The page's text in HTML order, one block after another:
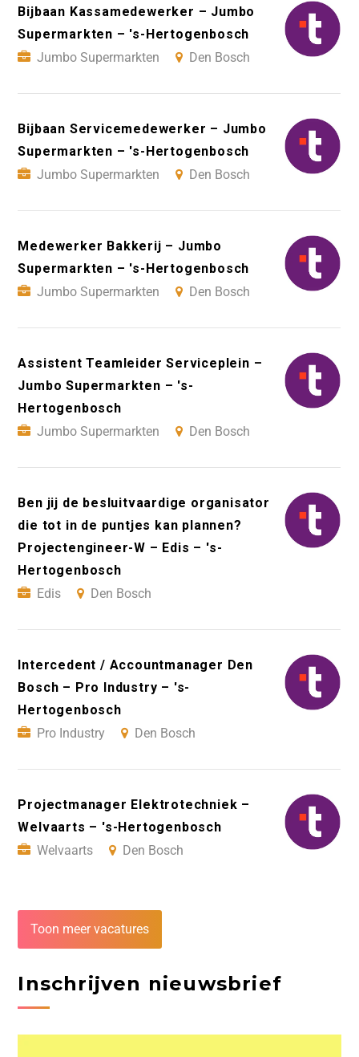
Bijbaan Kassamedewerker – Jumbo
Supermarkten – 's-Hertogenbosch
Jumbo Supermarkten
Den Bosch
Bijbaan Servicemedewerker – Jumbo
Supermarkten – 's-Hertogenbosch
Jumbo Supermarkten
Den Bosch
Medewerker Bakkerij – Jumbo
Supermarkten – 's-Hertogenbosch
Jumbo Supermarkten
Den Bosch
Assistent Teamleider Serviceplein –
Jumbo Supermarkten – 's-
Hertogenbosch
Jumbo Supermarkten
Den Bosch
Ben jij de besluitvaardige organisator
die tot in de puntjes kan plannen?
Projectengineer-W – Edis – 's-
Hertogenbosch
Edis
Den Bosch
Intercedent / Accountmanager Den
Bosch – Pro Industry – 's-
Hertogenbosch
Pro Industry
Den Bosch
Projectmanager Elektrotechniek –
Welvaarts – 's-Hertogenbosch
Welvaarts
Den Bosch
Toon meer vacatures
Inschrijven nieuwsbrief